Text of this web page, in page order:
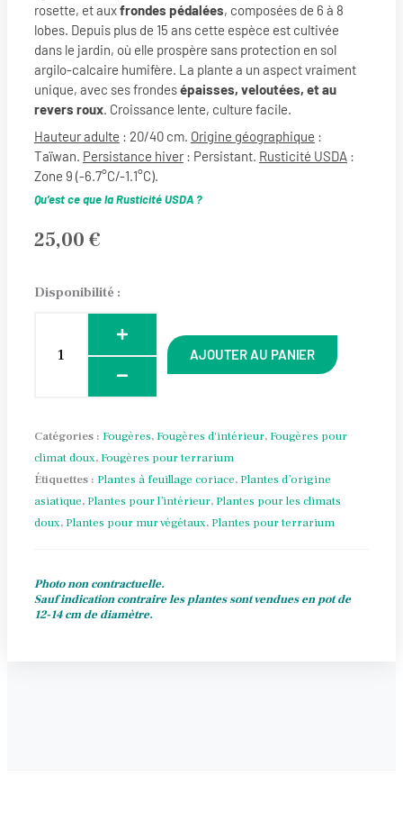
rosette, et auxfrondes pédalées, composées de 6 à 8
lobes. Depuis plus de 15 ans cette espèce est cultivée
dans le jardin, où elle prospère sans protection en sol
argilo-calcaire humifère. La plante a un aspect vraiment
unique, avec ses frondesépaisses, veloutées, et au
revers roux. Croissance lente, culture facile.
Hauteur adulte : 20/40 cm. Origine géographique :
Taïwan. Persistance hiver: Persistant. Rusticité USDA :
Zone 9 (-6.7°C/-1.1°C).
Qu’est ce que la Rusticité USDA ?
25,00 €
Disponibilité :
quantité
polydactyla
AJOUTER AU PANIER
Catégories : Fougères, Fougères d'intérieur, Fougères pour
climat doux, Fougères pour terrarium
Étiquettes : Plantes à feuillage coriace, Plantes d’origine
asiatique, Plantes pour l’intérieur, Plantes pour les climats
doux, Plantes pour mur végétaux, Plantes pour terrarium
Photo non contractuelle.
Sauf indication contraire les plantes sont vendues en pot de
12-14 cm de diamètre.